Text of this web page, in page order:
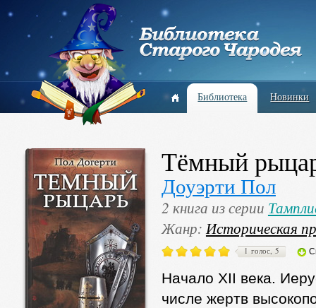
Библиотека Новинки
Тёмный
Доуэрти Пол
2 книга из серии
Жанр:Историческая
1 голос, 5
Начало XII века.
числе жертв